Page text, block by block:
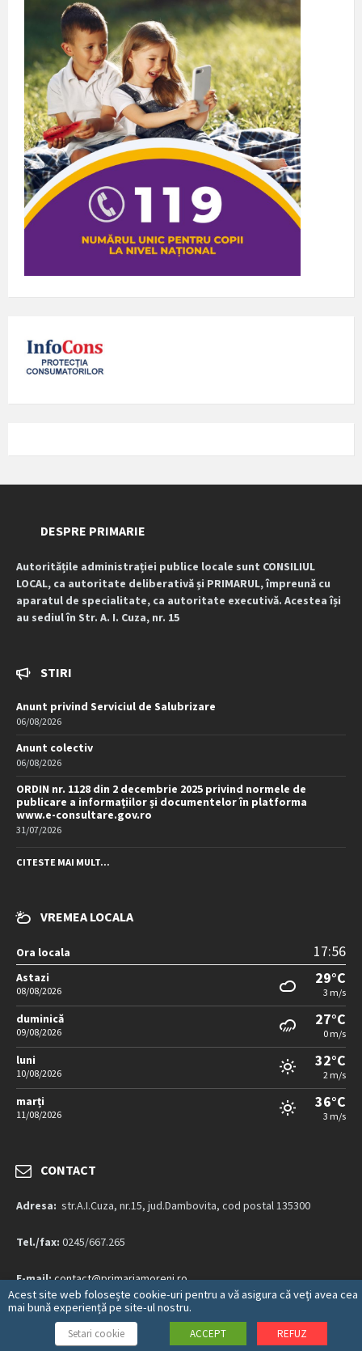
DESPRE PRIMARIE
Autoritățile administrației publice locale sunt CONSILIUL
LOCAL, ca autoritate deliberativă și PRIMARUL, împreună cu
aparatul de specialitate, ca autoritate executivă. Acestea își
au sediul în Str. A. I. Cuza, nr. 15
STIRI
Anunt privind Serviciul de Salubrizare
06/08/2026
Anunt colectiv
06/08/2026
ORDIN nr. 1128 din 2 decembrie 2025 privind normele de
publicare a informațiilor și documentelor în platforma
www.e-consultare.gov.ro
31/07/2026
CITESTE MAI MULT...
VREMEA LOCALA
Ora locala 17:56
Astazi
08/08/2026
29°C
3 m/s
duminică
09/08/2026
27°C
0 m/s
luni
10/08/2026
32°C
2 m/s
marți
11/08/2026
36°C
3 m/s
CONTACT
Adresa: str.A.I.Cuza, nr.15, jud.Dambovita, cod postal 135300
Tel./fax: 0245/667.265
E-mail:contact@primariamoreni.ro
Mai multe detalii…
Acest site web folosește cookie-uri pentru a vă asigura că veți avea cea
mai bună experiență pe site-ul nostru.
Setari cookie ACCEPT REFUZ